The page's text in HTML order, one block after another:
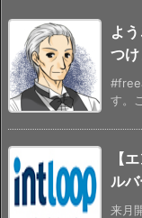
よ
つけ
す。
【
ル
来月